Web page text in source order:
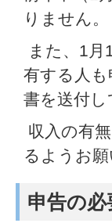
りません。
また、1月
有する人
書を送付し
収入の有
るようお願
申告の